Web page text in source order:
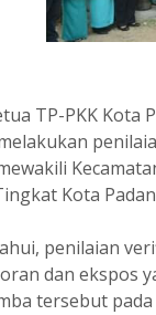
TP-PKK Kota
Kota
penilaian
dan ekspos
tersebut